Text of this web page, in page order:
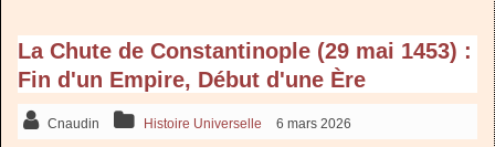
La Chute de Constantinople (29 mai 1453) :
Fin d'un Empire, Début d'une Ère
Cnaudin Histoire Universelle 6 mars 2026